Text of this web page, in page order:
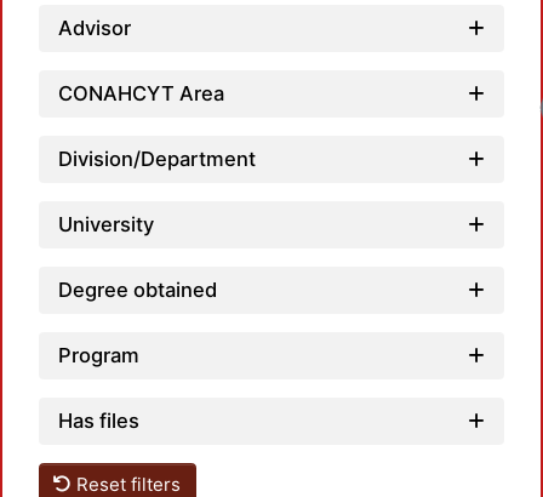
Advisor
CONAHCYT Area
Division/Department
University
Degree obtained
Program
Has files
Reset filters